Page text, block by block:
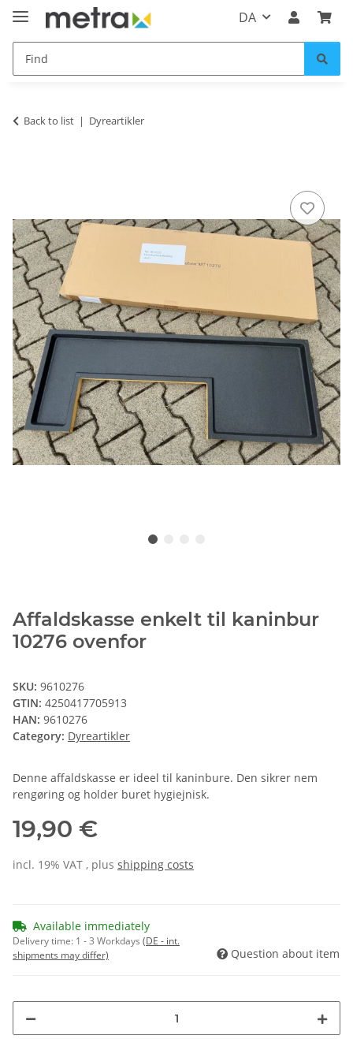
DA
Back to list Dyreartikler
Affaldskasse enkelt til kaninbur
10276 ovenfor
SKU: 9610276
GTIN: 4250417705913
HAN: 9610276
Category: Dyreartikler
Denne affaldskasse er ideel til kaninbure. Den sikrer nem
rengøring og holder buret hygiejnisk.
19,90 €
incl. 19% VAT , plus shipping costs
Available immediately
Delivery time: 1 - 3 Workdays (DE - int.
shipments may differ)
Question about item